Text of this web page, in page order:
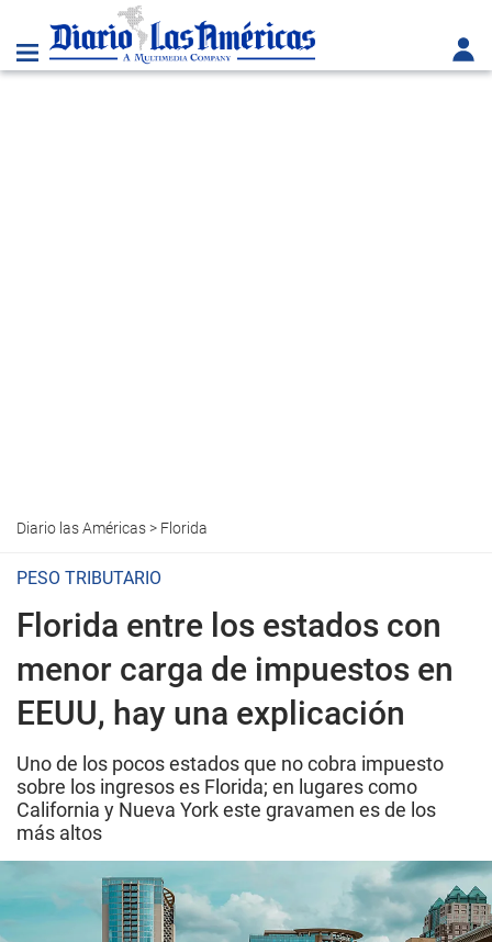
Diario las Américas> Florida
PESO TRIBUTARIO
Florida entre los estados con
menor carga de impuestos en
EEUU, hay una explicación
Uno de los pocos estados que no cobra impuesto
sobre los ingresos es Florida; en lugares como
California y Nueva York este gravamen es de los
más altos